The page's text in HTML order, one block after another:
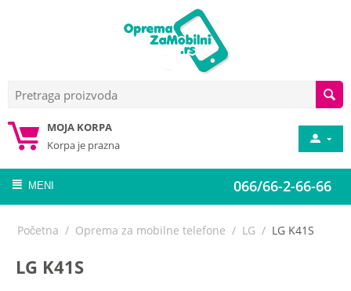
MOJA KORPA
Korpa je prazna
066/66-2-66-66
MENI
Početna / Oprema za mobilne telefone / LG / LG K41S
LG K41S